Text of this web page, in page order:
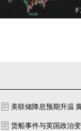
美联储降息预期升温
货船事件与英国政治